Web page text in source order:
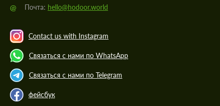
@ Почта: hello@hodoor.world
Contact us with Instagram
Связаться с нами по WhatsApp
Связаться с нами по Telegram
фейсбук